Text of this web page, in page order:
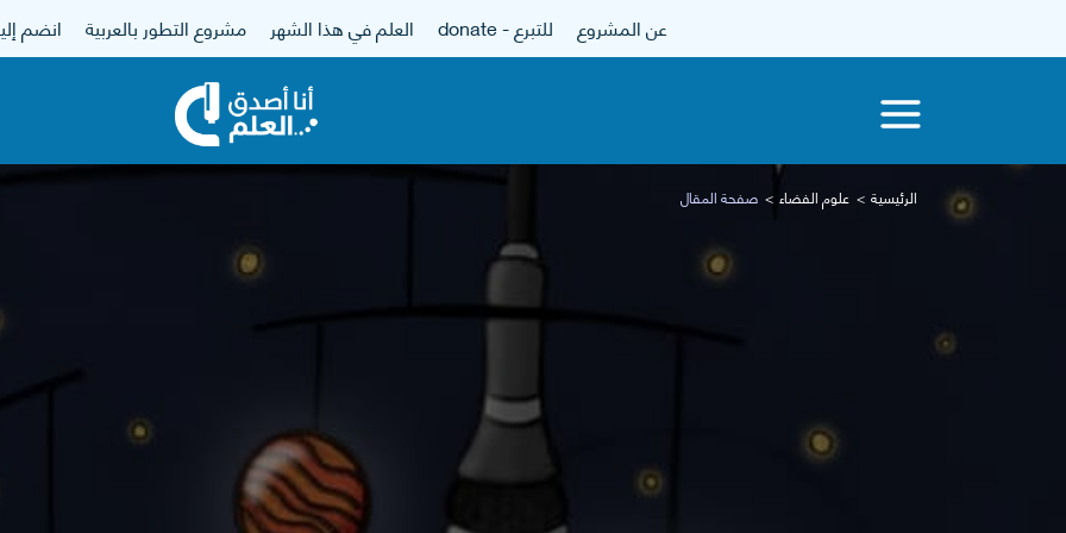
عن المشروع للتبرع - donate العلم في هذا الشهر مشروع التطور بالعربية انضم
الرئيسية علوم الفضاء صفحة المقال